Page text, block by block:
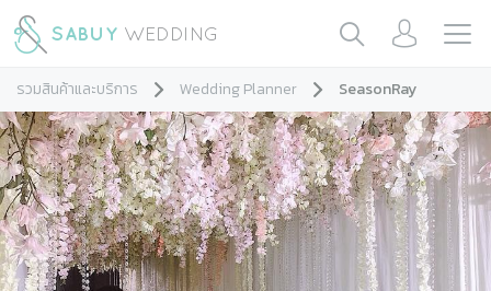
รวมสินค้าและบริการ Wedding Planner SeasonRay